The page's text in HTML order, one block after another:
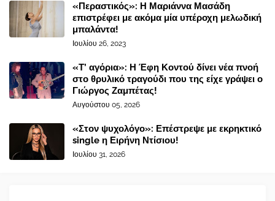
«Περαστικός»: Η Μαριάννα Μασάδη
επιστρέφει με ακόμα μία υπέροχη μελωδική
μπαλάντα!
Ιουλίου 26, 2023
«Τ’ αγόρια»: Η Έφη Κοντού δίνει νέα πνοή
στο θρυλικό τραγούδι που της είχε γράψει ο
Γιώργος Ζαμπέτας!
Αυγούστου 05, 2026
«Στον ψυχολόγο»: Επέστρεψε με εκρηκτικό
single η Ειρήνη Ντίσιου!
Ιουλίου 31, 2026